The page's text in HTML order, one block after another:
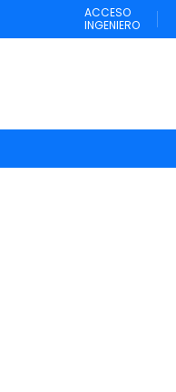
ACCESO
INGENIERO